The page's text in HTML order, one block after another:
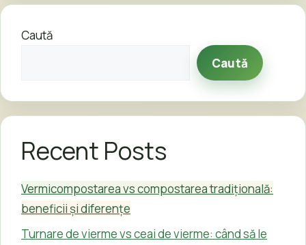
Caută
Caută
Recent Posts
Vermicompostarea vs compostarea tradițională:
beneficii și diferențe
Turnare de vierme vs ceai de vierme: când să le